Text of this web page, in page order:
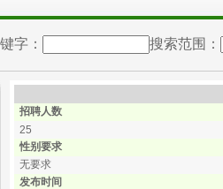
字： 搜索范围：
招聘人数
25
性别要求
无要求
发布时间